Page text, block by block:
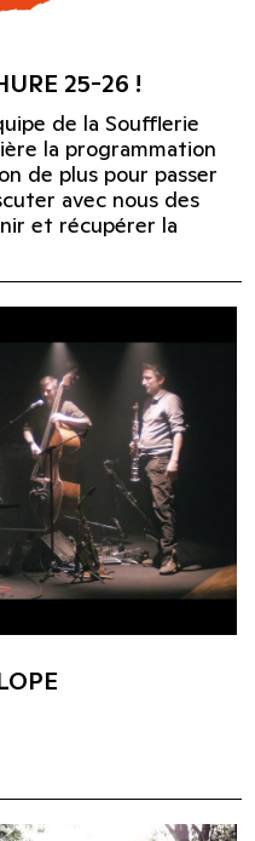
25-26 !
de la Soufflerie
la programmation
de plus pour passer
avec nous des
et récupérer la